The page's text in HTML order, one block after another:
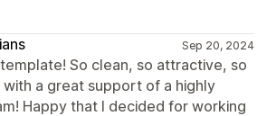
Sep 20, 2024
So clean, so attractive, so
with a great support of a highly
Happy that I decided for working